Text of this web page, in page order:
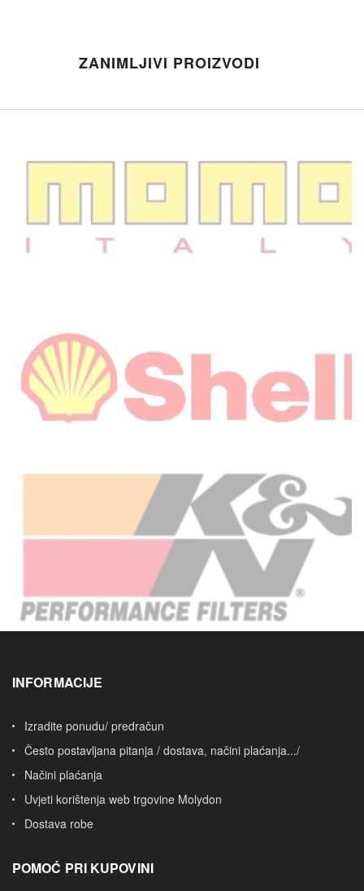
ZANIMLJIVI PROIZVODI
INFORMACIJE
Izradite ponudu/ predračun
Često postavljana pitanja / dostava, načini plaćanja.../
Načini plaćanja
Uvjeti korištenja web trgovine Molydon
Dostava robe
POMOĆ PRI KUPOVINI